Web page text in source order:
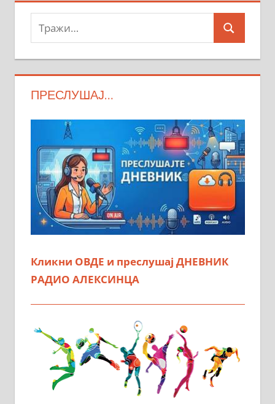
Тражи:
Search
ПРЕСЛУШАЈ…
Кликни ОВДЕ и преслушај ДНЕВНИК
РАДИО АЛЕКСИНЦА